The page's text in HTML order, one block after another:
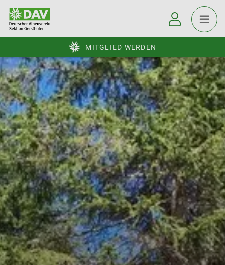
MITGLIED WERDEN